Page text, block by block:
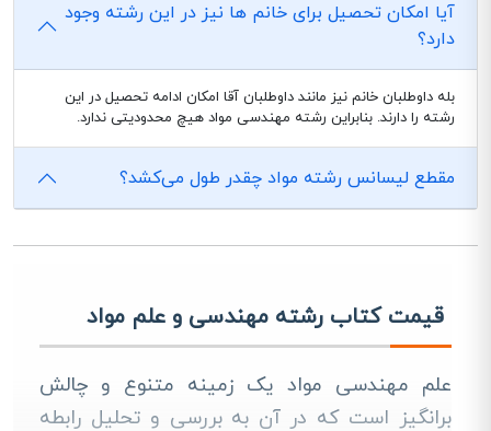
آیا امکان تحصیل برای خانم ها نیز در این رشته وجود
دارد؟
بله داوطلبان خانم نیز مانند داوطلبان آقا امکان ادامه تحصیل در این
رشته را دارند. بنابراین رشته مهندسی مواد هیچ محدودیتی ندارد.
مقطع لیسانس رشته مواد چقدر طول می‌کشد؟
قیمت کتاب رشته مهندسی و علم مواد
علم مهندسی مواد یک زمینه متنوع و چالش‌
برانگیز است که در آن به بررسی و تحلیل رابطه